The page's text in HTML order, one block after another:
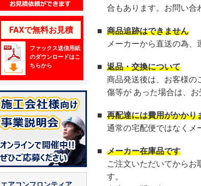
FAXで無料お見積
ファックス送信用紙
のダウンロードはこ
ちらから
合もあります。お問い合
■ 商品追跡はできません
メーカーから直送の為、
■ 返品・交換について
商品発送後は、お客様の
傷等が あった場合は、
■ 再配達には費用がかかり
通常の宅配便ではなくメ
■ メーカー在庫品です
ご注文いただいてからお
す。